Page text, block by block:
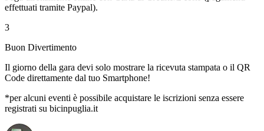
effettuati tramite Paypal).
3
Buon Divertimento
Il giorno della gara devi solo mostrare la ricevuta stampata o il QR
Code direttamente dal tuo Smartphone!
*per alcuni eventi è possibile acquistare le iscrizioni senza essere
registrati su bicinpuglia.it